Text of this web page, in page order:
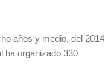
años y medio, del 2014
ha organizado 330